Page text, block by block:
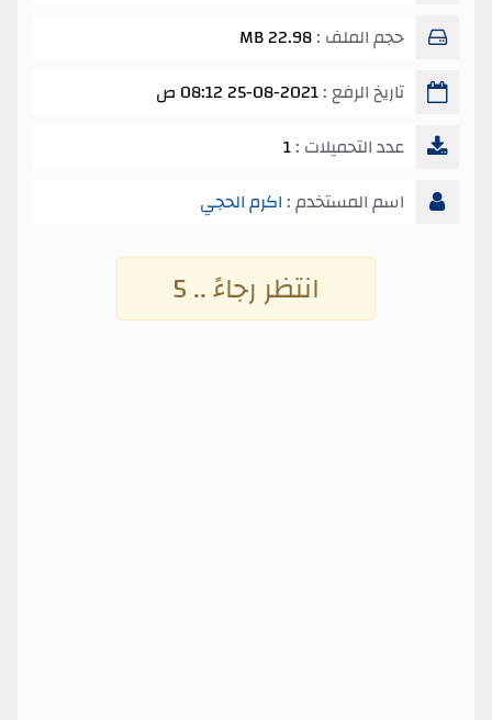
حجم الملف :22.98 MB
تاريخ الرفع :25-08-2021 08:12 ص
عدد التحميلات :1
اسم المستخدم : اكرم الحجي
انتظر رجاءً .. 4